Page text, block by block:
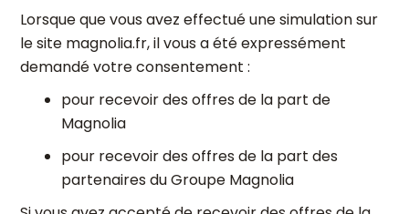
Lorsque que vous avez effectué une simulation sur
le site magnolia.fr, il vous a été expressément
demandé votre consentement :
pour recevoir des offres de la part de
Magnolia
pour recevoir des offres de la part des
partenaires du Groupe Magnolia